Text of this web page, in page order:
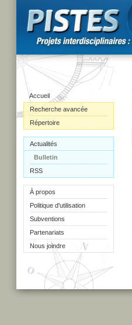
Accueil
Recherche avancée
Répertoire
Actualités
Bulletin
RSS
À propos
Politique d'utilisation
Subventions
Partenariats
Nous joindre